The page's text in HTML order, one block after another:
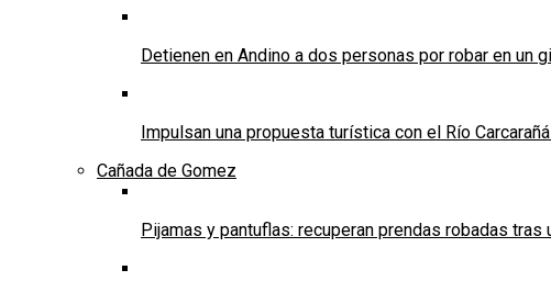
Detienen en Andino a dos personas por robar en un
Impulsan una propuesta turística con el Río
Cañada de Gomez
Pijamas y pantuflas: recuperan prendas robadas tras